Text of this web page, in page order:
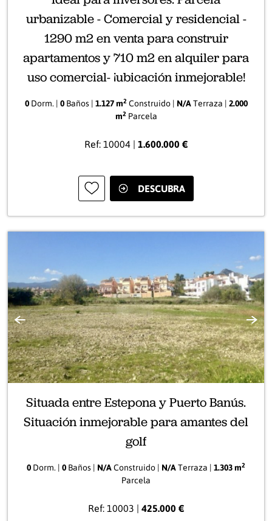
urbanizable - Comercial y residencial -
1290 m2 en venta para construir
apartamentos y 710 m2 en alquiler para
uso comercial- ¡ubicación inmejorable!
0Dorm. | 0Baños | 1.127 m2Construido | N/ATerraza | 2.000
m2Parcela
Ref: 10004 | 1.600.000 €
DESCUBRA
Anterior
Situada entre Estepona y Puerto Banús.
Situación inmejorable para amantes del
golf
0 Dorm. | 0 Baños | N/AConstruido | N/ATerraza | 1.303 m2
Parcela
Ref: 10003 | 425.000 €